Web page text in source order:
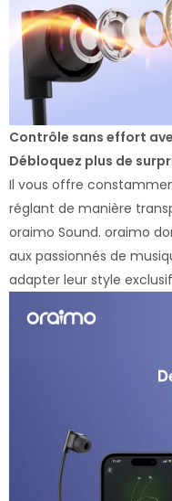
Contrôle sans effort
Débloquez plus de
Il vous offre
réglant de manière
oraimo Sound. oraimo
aux passionnés de
adapter leur style